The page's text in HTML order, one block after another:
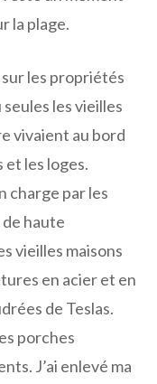
la plage.
sur les propriétés
les vieilles
vivaient au bord
et les loges.
charge par les
haute
vieilles maisons
en acier et en
de Teslas.
porches
J’ai enlevé ma